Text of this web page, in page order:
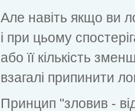
Але навіть якщо ви
і при цьому
або її кількість
взагалі припинити
Принцип "зловив -